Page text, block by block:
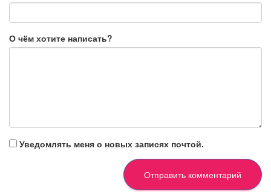
О чём хотите написать?
Уведомлять меня о новых записях почтой.